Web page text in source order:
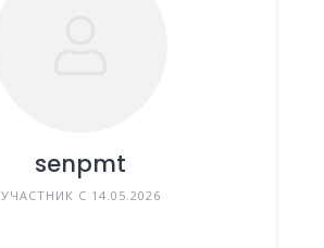
senpmt
УЧАСТНИК С 14.05.2026